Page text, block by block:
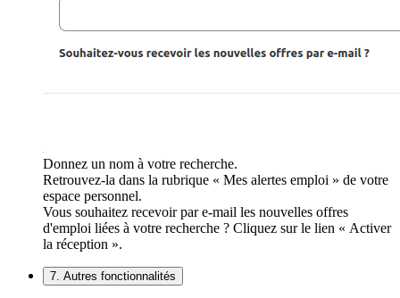
Donnez un nom à votre recherche.
Retrouvez-la dans la rubrique « Mes alertes emploi » de votre
espace personnel.
Vous souhaitez recevoir par e-mail les nouvelles offres
d'emploi liées à votre recherche ? Cliquez sur le lien « Activer
la réception ».
7. Autres fonctionnalités